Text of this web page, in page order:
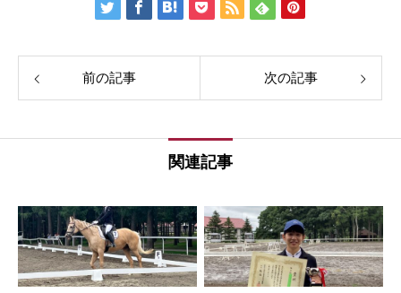
前の記事 次の記事
関連記事